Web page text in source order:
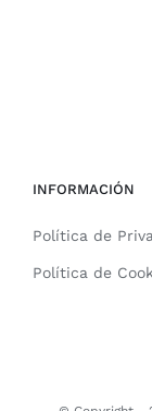
INFORMACIÓN
Política de
Política de